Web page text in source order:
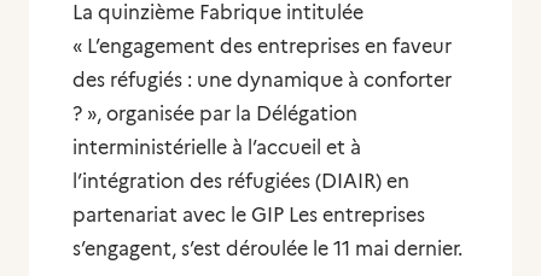
La quinzième Fabrique intitulée
« L’engagement des entreprises en faveur
des réfugiés : une dynamique à conforter
? », organisée par la Délégation
interministérielle à l’accueil et à
l’intégration des réfugiées (DIAIR) en
partenariat avec le GIP Les entreprises
s’engagent, s’est déroulée le 11 mai dernier.